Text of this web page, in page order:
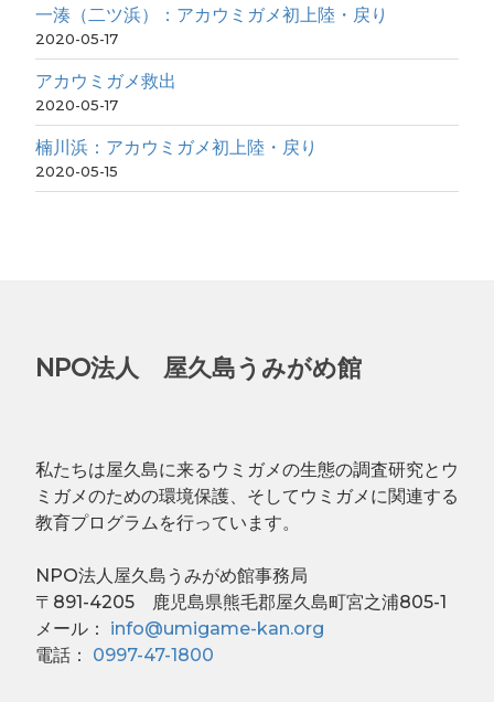
一湊（二ツ浜）：アカウミガメ初上陸・戻り
2020-05-17
アカウミガメ救出
2020-05-17
楠川浜：アカウミガメ初上陸・戻り
2020-05-15
NPO法人 屋久島うみがめ館
私たちは屋久島に来るウミガメの生態の調査研究とウ
ミガメのための環境保護、そしてウミガメに関連する
教育プログラムを行っています。
NPO法人屋久島うみがめ館事務局
〒891-4205 鹿児島県熊毛郡屋久島町宮之浦805-1
メール： info@umigame-kan.org
電話：
0997-47-1800